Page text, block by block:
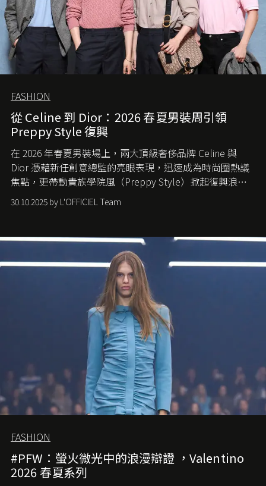
FASHION
從 Celine 到 Dior：2026 春夏男裝周引領
Preppy Style 復興
在 2026 年春夏男裝場上，兩大頂級奢侈品牌 Celine 與
Dior 憑藉新任創意總監的亮眼表現，迅速成為時尚圈熱議
焦點，更帶動貴族學院風（Preppy Style）掀起復興浪
潮，讓這股經典風格再度回到大眾視線。
30.10.2025 by L'OFFICIEL Team
FASHION
#PFW：螢火微光中的浪漫辯證 ，Valentino
2026 春夏系列